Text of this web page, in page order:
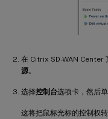
在 Citrix SD-WAN Center
源。
选择控制台选项卡，然后
这将把鼠标光标的控制权转